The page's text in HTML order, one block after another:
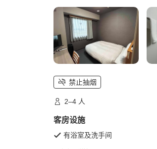
禁止抽烟
2–4 人
客房设施
有浴室及洗手间